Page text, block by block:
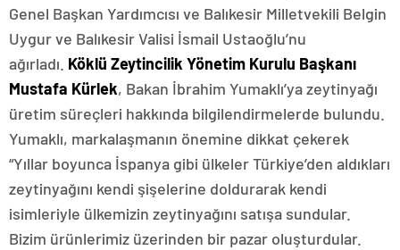
Genel Başkan Yardımcısı ve Balıkesir Milletvekili Belgin
Uygur ve Balıkesir Valisi İsmail Ustaoğlu’nu
ağırladı. Köklü Zeytincilik Yönetim Kurulu Başkanı
Mustafa Kürlek, Bakan İbrahim Yumaklı’ya zeytinyağı
üretim süreçleri hakkında bilgilendirmelerde bulundu.
Yumaklı, markalaşmanın önemine dikkat çekerek
“Yıllar boyunca İspanya gibi ülkeler Türkiye’den aldıkları
zeytinyağını kendi şişelerine doldurarak kendi
isimleriyle ülkemizin zeytinyağını satışa sundular.
Bizim ürünlerimiz üzerinden bir pazar oluşturdular.